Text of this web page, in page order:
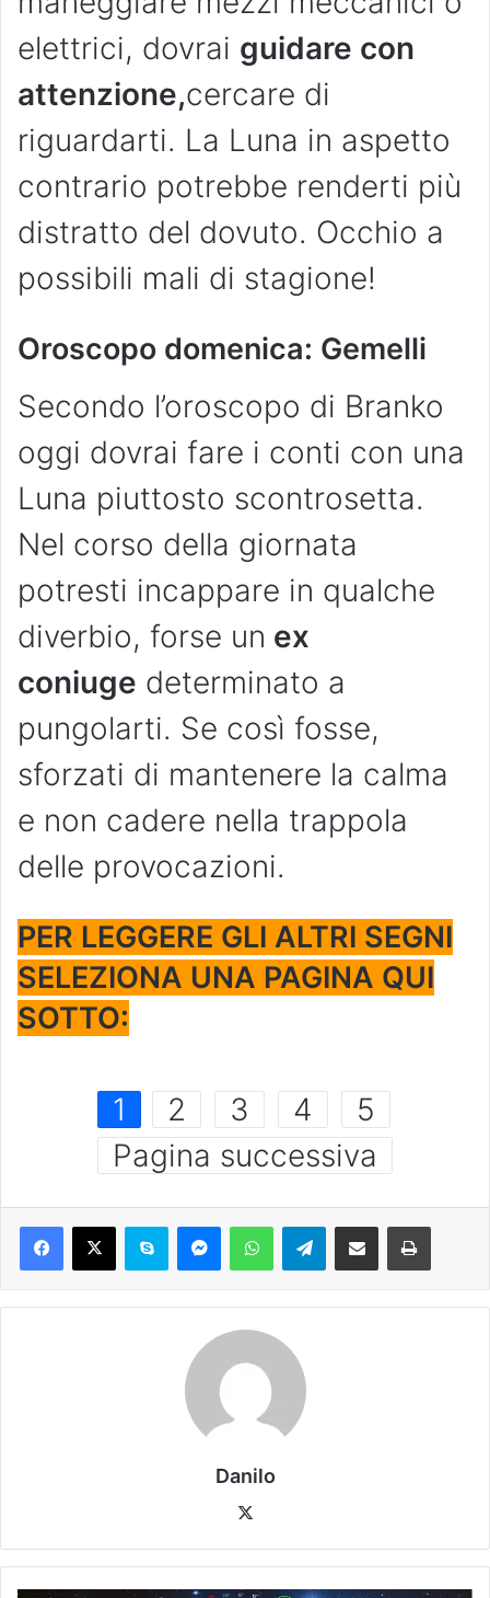
elettrici, dovrai guidare con
attenzione,cercare di
riguardarti. La Luna in aspetto
contrario potrebbe renderti più
distratto del dovuto. Occhio a
possibili mali di stagione!
Oroscopo domenica: Gemelli
Secondo l’oroscopo di Branko
oggi dovrai fare i conti con una
Luna piuttosto scontrosetta.
Nel corso della giornata
potresti incappare in qualche
diverbio, forse un ex
coniuge determinato a
pungolarti. Se così fosse,
sforzati di mantenere la calma
e non cadere nella trappola
delle provocazioni.
PER LEGGERE GLI ALTRI SEGNI
SELEZIONA UNA PAGINA QUI
SOTTO:
1 2 3 4
5
Pagina successiva
Danilo